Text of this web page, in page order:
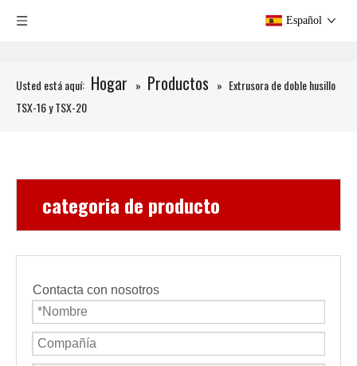
Español
Usted está aquí: Hogar » Productos » Extrusora de doble husillo
TSX-16 y TSX-20
categoria de producto
Contacta con nosotros